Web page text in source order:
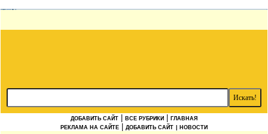
ДОБАВИТЬ САЙТ ВСЕ РУБРИКИ
ГЛАВНАЯ
РЕКЛАМА НА САЙТЕ
ДОБАВИТЬ САЙТ | НОВОСТИ